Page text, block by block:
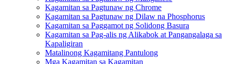
Kagamitan sa Pagtunaw ng Chrome
Kagamitan sa Pagtunaw ng Dilaw na Phosphorus
Kagamitan sa Paggamot ng Solidong Basura
Kagamitan sa Pag-alis ng Alikabok at Pangangalaga sa
Kapaligiran
Matalinong Kagamitang Pantulong
Mga Kagamitan sa Kagamitan